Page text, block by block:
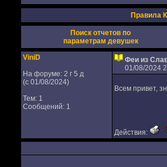
Правила
Поиск отчетов по
параметрам девушек
ViniD
На форуме: 2 г 5 д
(с 01/08/2024)
Тем: 1
Сообщений: 1
Феи из
01/08/2024
Всем привет,
Действия: